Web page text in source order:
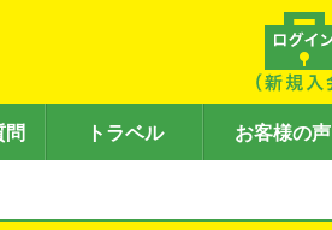
問 トラベル お客様の声